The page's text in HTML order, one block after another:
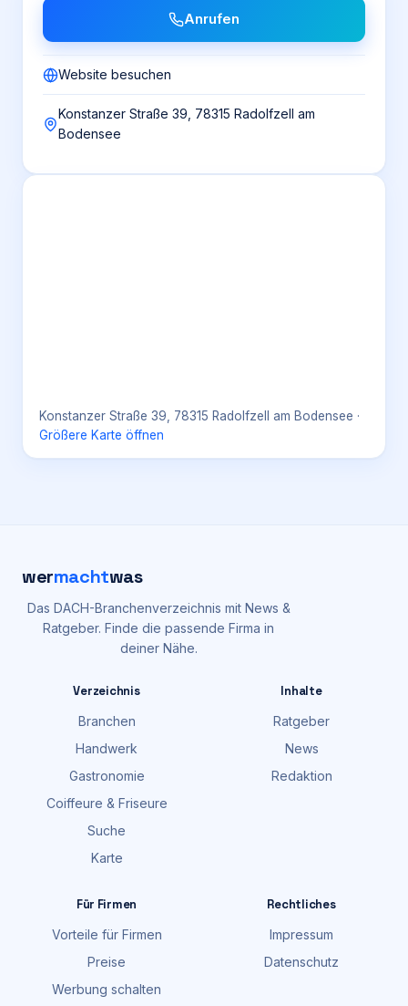
Anrufen
Website besuchen
Konstanzer Straße 39, 78315 Radolfzell am
Bodensee
Konstanzer Straße 39, 78315 Radolfzell am Bodensee ·
Größere Karte öffnen
wermachtwas
Das DACH-Branchenverzeichnis mit News &
Ratgeber. Finde die passende Firma in
deiner Nähe.
Verzeichnis
Branchen
Handwerk
Gastronomie
Coiffeure & Friseure
Suche
Karte
Inhalte
Ratgeber
News
Redaktion
Für Firmen
Vorteile für Firmen
Preise
Werbung schalten
Rechtliches
Impressum
Datenschutz